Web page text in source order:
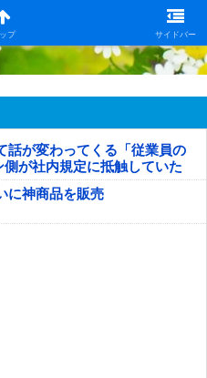
プ サイドバー
話が変わってくる「従業員の
が社内規定に抵触していた
に神商品を販売